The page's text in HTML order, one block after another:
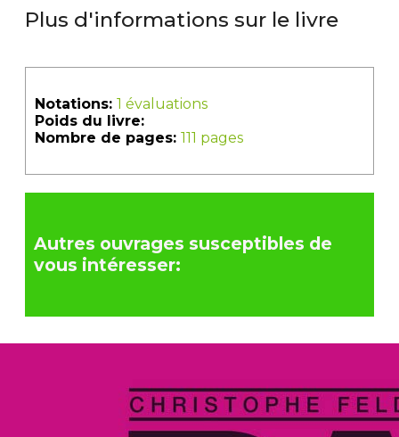
Plus d'informations sur le livre
Notations: 1 évaluations
Poids du livre:
Nombre de pages: 111 pages
Autres ouvrages susceptibles de
vous intéresser: